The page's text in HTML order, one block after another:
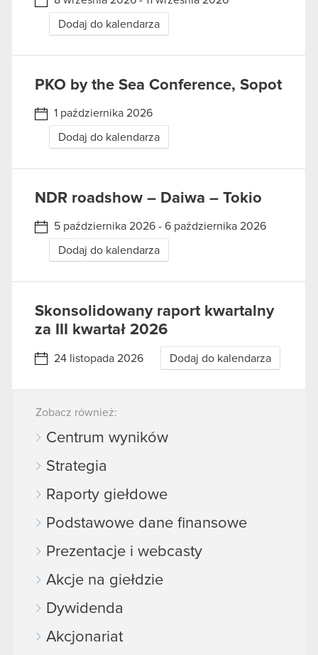
Dodaj do kalendarza
PKO by the Sea Conference, Sopot
1 października 2026
Dodaj do kalendarza
NDR roadshow – Daiwa – Tokio
5 października 2026 - 6 października 2026
Dodaj do kalendarza
Skonsolidowany raport kwartalny
za III kwartał 2026
24 listopada 2026 Dodaj do kalendarza
Zobacz również:
Centrum wyników
Strategia
Raporty giełdowe
Podstawowe dane finansowe
Prezentacje i webcasty
Akcje na giełdzie
Dywidenda
Akcjonariat